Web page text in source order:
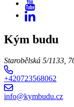
Kým budu
Starobělská 5/1133,
+420723568062
info@kymbudu.cz